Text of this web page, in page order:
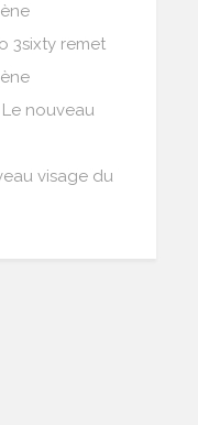
3sixty remet
Le nouveau
visage du